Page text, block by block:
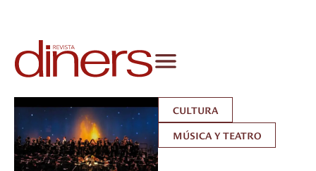
CULTURA
MÚSICA Y TEATRO